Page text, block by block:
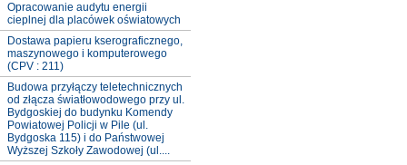
Opracowanie audytu energii
cieplnej dla placówek oświatowych
Dostawa papieru kserograficznego,
maszynowego i komputerowego
(CPV : 211)
Budowa przyłączy teletechnicznych
od złącza światłowodowego przy ul.
Bydgoskiej do budynku Komendy
Powiatowej Policji w Pile (ul.
Bydgoska 115) i do Państwowej
Wyższej Szkoły Zawodowej (ul....